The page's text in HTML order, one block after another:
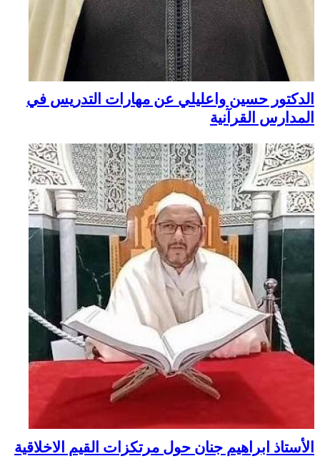
الدكتور حسين واعليلي عن مهارات التدريس في
المدارس القرآنية
الأستاذ ابراهيم جنان حول مرتكزات القيم الاخلاقية